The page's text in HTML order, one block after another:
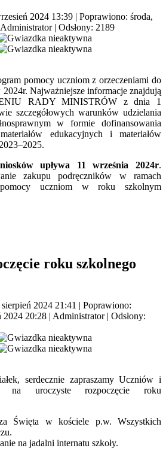
2024 13:39 | Poprawiono: środa,
Administrator| Odsłony: 2189
pomocy uczniom z orzeczeniami do
2024r. Najważniejsze informacje znajdują
RADY MINISTRÓW z dnia 1
szczegółowych warunków udzielania
w formie dofinansowania
edukacyjnych i materiałów
upływa 11 września 2024r.
zakupu podręczników w ramach
pomocy uczniom w roku szkolnym
roku szkolnego
2024 21:41 | Poprawiono:
2024 20:28 | Administrator| Odsłony:
serdecznie zapraszamy Uczniów i
na uroczyste rozpoczęcie roku
Święta w kościele p.w. Wszystkich
na jadalni internatu szkoły.